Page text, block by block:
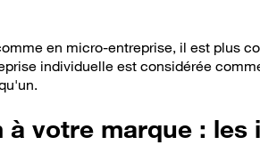
en micro-entreprise, il est plus
individuelle est considérée
à votre marque : les